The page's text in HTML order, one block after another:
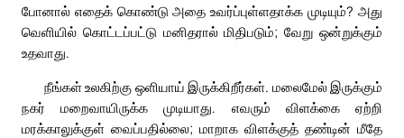
போனால் எதைக் கொண்டு அதை உவர்ப்புள்ளதாக்க முடியும்? அது
வெளியில் கொட்டப்பட்டு மனிதரால் மிதிபடும்; வேறு ஒன்றுக்கும்
உதவாது.
நீங்கள் உலகிற்கு ஒளியாய் இருக்கிறீர்கள். மலைமேல் இருக்கும்
நகர் மறைவாயிருக்க முடியாது. எவரும் விளக்கை ஏற்றி
மரக்காலுக்குள் வைப்பதில்லை; மாறாக விளக்குத் தண்டின் மீதே